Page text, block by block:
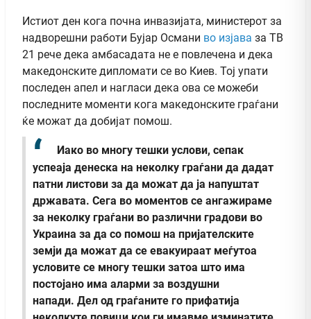
Истиот ден кога почна инвазијата, министерот за
надворешни работи Бујар Османи во изјава за ТВ
21 рече дека амбасадата не е повлечена и дека
македонските дипломати се во Киев. Тој упати
последен апел и нагласи дека ова се можеби
последните моменти кога македонските граѓани
ќе можат да добијат помош.
Иако во многу тешки услови, сепак
успеаја денеска на неколку граѓани да дадат
патни листови за да можат да ја напуштат
државата. Сега во моментов се ангажираме
за неколку граѓани во различни градови во
Украина за да со помош на пријателските
земји да можат да се евакуираат меѓутоа
условите се многу тешки затоа што има
постојано има аларми за воздушни
напади. Дел од граѓаните го прифатија